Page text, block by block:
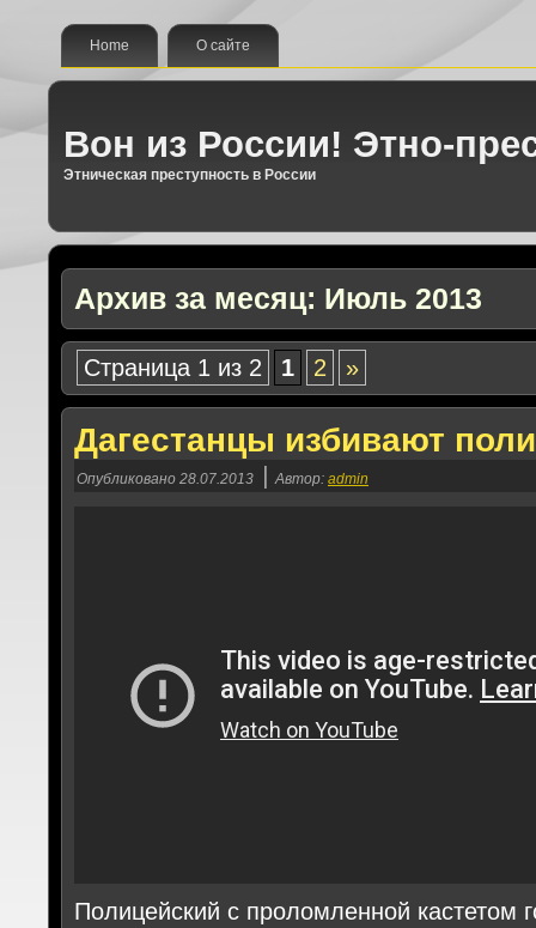
Home О сайте
Вон из России! Этно-
Этническая преступность в России
Архив за месяц: Июль 2013
Страница 1 из 2 1 2 »
Дагестанцы избивают
Опубликовано 28.07.2013 Автор: admin
Полицейский с проломленной кастетом